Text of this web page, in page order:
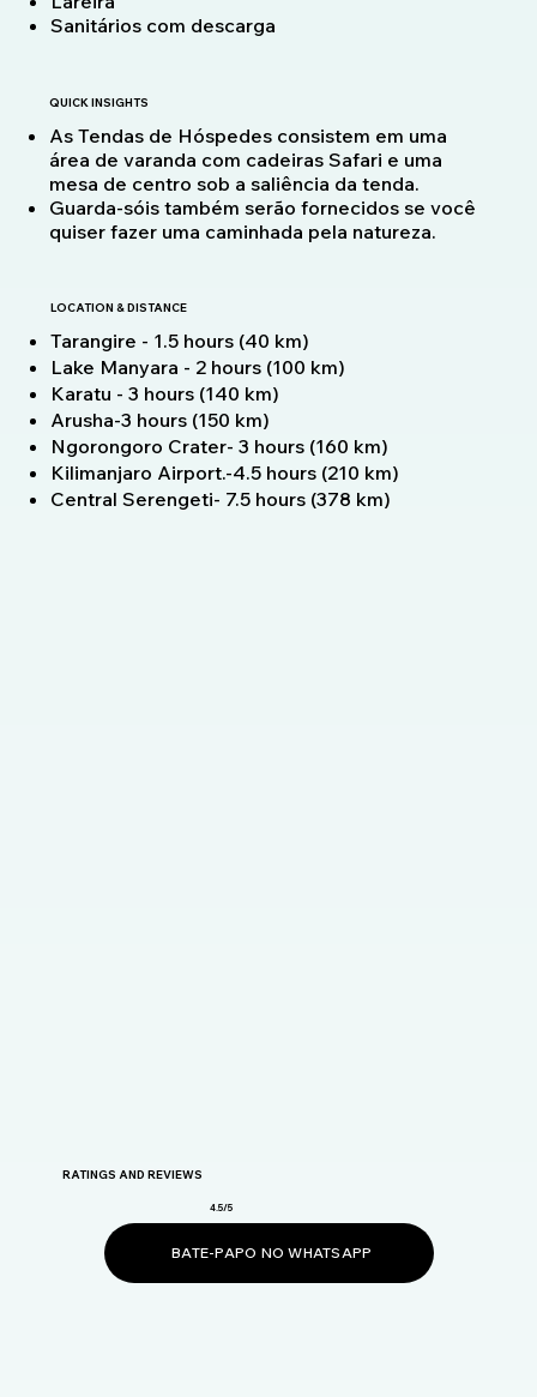
Sanitários com descarga
QUICK INSIGHTS
As Tendas de Hóspedes consistem em uma
área de varanda com cadeiras Safari e uma
mesa de centro sob a saliência da tenda.
Guarda-sóis também serão fornecidos se você
quiser fazer uma caminhada pela natureza.
LOCATION & DISTANCE
Tarangire - 1.5 hours (40 km)
Lake Manyara - 2 hours (100 km)
Karatu - 3 hours (140 km)
Arusha-3 hours (150 km)
Ngorongoro Crater- 3 hours (160 km)
Kilimanjaro Airport.-4.5 hours (210 km)
Central Serengeti- 7.5 hours (378 km)
RATINGS AND REVIEWS
4.5/5
BATE-PAPO NO WHATSAPP